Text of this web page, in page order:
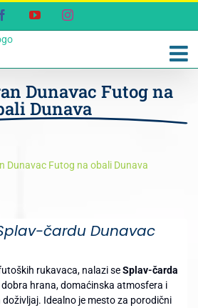
FacebookYouTubeInstagram
Dunavac Futog na
Dunava
čardu Dunavac
rukavaca, nalazi seSplav-čarda
dobra hrana, domaćinska atmosfera i
Idealno je mesto za porodični